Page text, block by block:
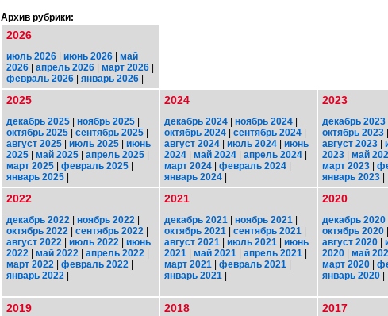
Архив рубрики:
2026
июль 2026 | июнь 2026 | май
2026 | апрель 2026 | март 2026 |
февраль 2026 | январь 2026 |
2025
декабрь 2025 | ноябрь 2025 |
октябрь 2025 | сентябрь 2025 |
август 2025 | июль 2025 | июнь
2025 | май 2025 | апрель 2025 |
март 2025 | февраль 2025 |
январь 2025 |
2024
декабрь 2024 | ноябрь 2024 |
октябрь 2024 | сентябрь 2024 |
август 2024 | июль 2024 | июнь
2024 | май 2024 | апрель 2024 |
март 2024 | февраль 2024 |
январь 2024 |
2023
декабрь 2023
октябрь 2023 |
август 2023 |
2023 | май
март 2023 |
январь 2023 |
2022
декабрь 2022 | ноябрь 2022 |
октябрь 2022 | сентябрь 2022 |
август 2022 | июль 2022 | июнь
2022 | май 2022 | апрель 2022 |
март 2022 | февраль 2022 |
январь 2022 |
2021
декабрь 2021 | ноябрь 2021 |
октябрь 2021 | сентябрь 2021 |
август 2021 | июль 2021 | июнь
2021 | май 2021 | апрель 2021 |
март 2021 | февраль 2021 |
январь 2021 |
2020
декабрь 2020
октябрь 2020 |
август 2020 |
2020 | май
март 2020 |
январь 2020 |
2019 2018 2017